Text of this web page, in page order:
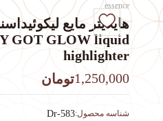
essence
GOT GLOW liquid
highlighter
تومان1,250,000
شناسه محصول:Dr-583